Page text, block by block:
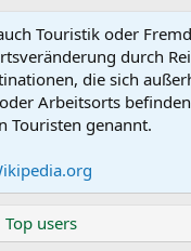
Touristik oder
durch
die sich
Arbeitsorts
Touristen genannt.
Top users